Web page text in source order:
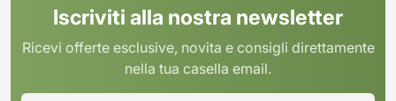
Iscriviti alla nostra newsletter
Ricevi offerte esclusive, novita e consigli direttamente
nella tua casella email.